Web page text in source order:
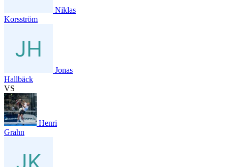
Niklas
Korsström
Jonas
Hallbäck
VS
Henri
Grahn